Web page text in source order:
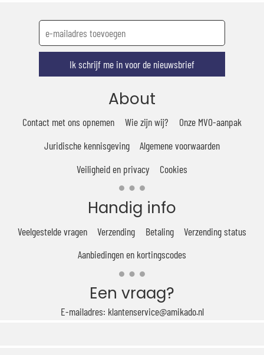
Ik schrijf me in voor de nieuwsbrief
About
Contact met ons opnemen Wie zijn wij?
Onze MVO-aanpak
Juridische kennisgeving
Algemene voorwaarden
Veiligheid en privacy
Cookies
Handig info
Veelgestelde vragen Verzending Betaling
Verzending status
Aanbiedingen en kortingscodes
Een vraag?
E-mailadres: klantenservice@amikado.nl